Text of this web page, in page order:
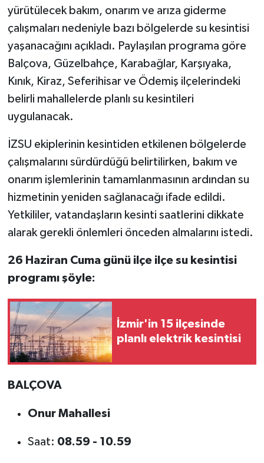
yürütülecek bakım, onarım ve arıza giderme
çalışmaları nedeniyle bazı bölgelerde su kesintisi
yaşanacağını açıkladı. Paylaşılan programa göre
Balçova, Güzelbahçe, Karabağlar, Karşıyaka,
Kınık, Kiraz, Seferihisar ve Ödemiş ilçelerindeki
belirli mahallelerde planlı su kesintileri
uygulanacak.
İZSU ekiplerinin kesintiden etkilenen bölgelerde
çalışmalarını sürdürdüğü belirtilirken, bakım ve
onarım işlemlerinin tamamlanmasının ardından su
hizmetinin yeniden sağlanacağı ifade edildi.
Yetkililer, vatandaşların kesinti saatlerini dikkate
alarak gerekli önlemleri önceden almalarını istedi.
26 Haziran Cuma günü ilçe ilçe su kesintisi
programı şöyle:
İzmir'in 15 ilçesinde
planlı elektrik kesintisi
BALÇOVA
Onur Mahallesi
Saat: 08.59 - 10.59